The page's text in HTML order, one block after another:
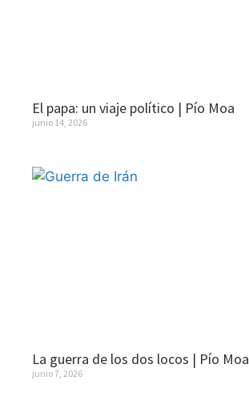
El papa: un viaje político | Pío Moa
junio 14, 2026
La guerra de los dos locos | Pío Moa
junio 7, 2026